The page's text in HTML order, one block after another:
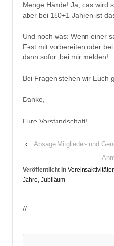
Menge Hände! Ja, das wird
aber bei 150+1 Jahren ist
Und noch was: Wenn einer
Fest mit vorbereiten oder
dann sofort bei mir melden!
Bei Fragen stehen wir Euch
Danke,
Eure Vorstandschaft!
‹
Absage Mitglieder- und
Veröffentlicht in Vereinsaktivitäten
Jahre, Jubiläum
//